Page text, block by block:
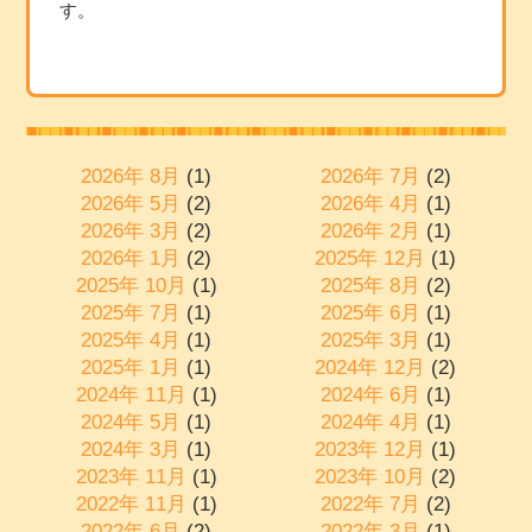
す。
2026年 8月 (1) 2026年 7月 (2)
2026年 5月 (2) 2026年 4月 (1)
2026年 3月 (2) 2026年 2月 (1)
2026年 1月 (2) 2025年 12月 (1)
2025年 10月 (1) 2025年 8月 (2)
2025年 7月 (1) 2025年 6月 (1)
2025年 4月 (1) 2025年 3月 (1)
2025年 1月 (1) 2024年 12月 (2)
2024年 11月 (1) 2024年 6月 (1)
2024年 5月 (1) 2024年 4月 (1)
2024年 3月 (1) 2023年 12月 (1)
2023年 11月 (1) 2023年 10月 (2)
2022年 11月 (1) 2022年 7月 (2)